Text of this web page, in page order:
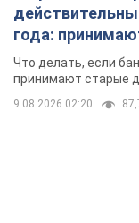
года:
банки такие
Что делать, если
принимают старые
9.08.2026 02:20